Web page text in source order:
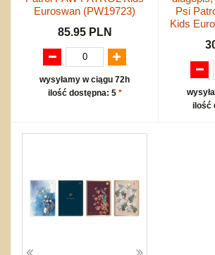
Euroswan (PW19723)
85.95 PLN
wysyłamy w ciągu 72h
ilość dostępna: 5 *
Psi
Kids
ilość